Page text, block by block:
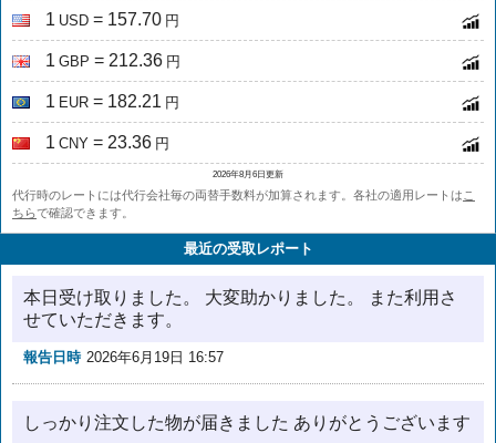
1 USD = 157.70 円
1 GBP = 212.36 円
1 EUR = 182.21 円
1 CNY = 23.36 円
2026年8月6日更新
代行時のレートには代行会社毎の両替手数料が加算されます。各社の適用レートは こ
ちらで確認できます。
最近の受取レポート
本日受け取りました。 大変助かりました。 また利用さ
せていただきます。
報告日時 2026年6月19日 16:57
しっかり注文した物が届きました ありがとうございます